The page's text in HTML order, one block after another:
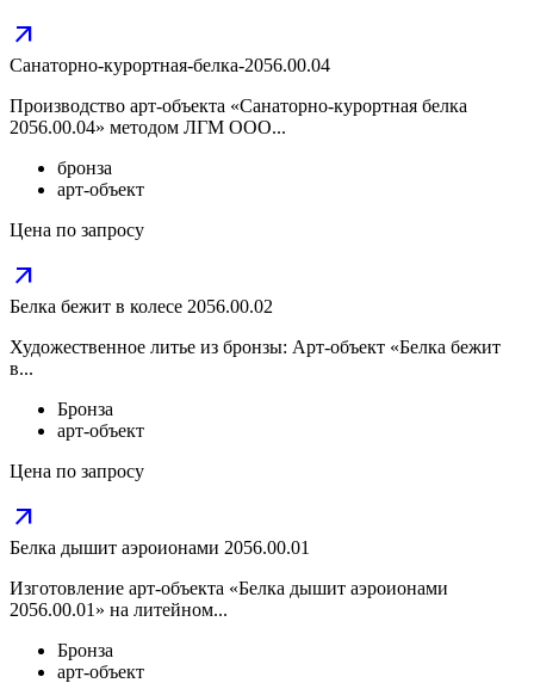
arrow_outward
Санаторно-курортная-белка-2056.00.04
Производство арт-объекта «Санаторно-курортная белка
2056.00.04» методом ЛГМ ООО...
бронза
арт-объект
Цена по запросу
arrow_outward
Белка бежит в колесе 2056.00.02
Художественное литье из бронзы: Арт-объект «Белка бежит
в...
Бронза
арт-объект
Цена по запросу
arrow_outward
Белка дышит аэроионами 2056.00.01
Изготовление арт-объекта «Белка дышит аэроионами
2056.00.01» на литейном...
Бронза
арт-объект